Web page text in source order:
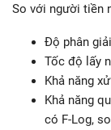
So với người tiền
Độ phân
Tốc độ lấy
Khả năng
Khả năng
có F-Log,